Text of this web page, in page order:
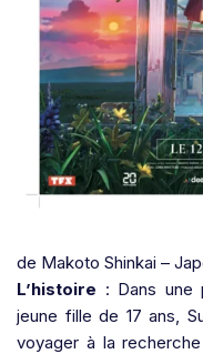
de Makoto Shinkai –
L’histoire : Dans une
jeune fille de 17 ans,
voyager à la